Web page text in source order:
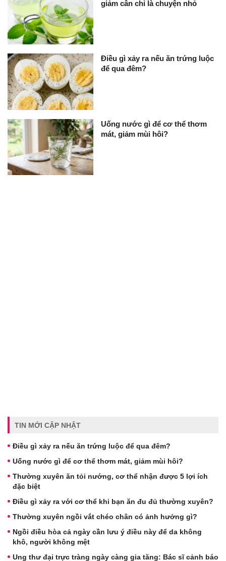
giảm cân chỉ là chuyện nhỏ
Điều gì xảy ra nếu ăn trứng luộc
để qua đêm?
Uống nước gì để cơ thể thơm
mát, giảm mùi hôi?
TIN MỚI CẬP NHẬT
Điều gì xảy ra nếu ăn trứng luộc để qua đêm?
Uống nước gì để cơ thể thơm mát, giảm mùi hôi?
Thường xuyên ăn tỏi nướng, cơ thể nhận được 5 lợi ích
đặc biệt
Điều gì xảy ra với cơ thể khi bạn ăn đu đủ thường xuyên?
Thường xuyên ngồi vắt chéo chân có ảnh hưởng gì?
Ngồi điều hòa cả ngày cần lưu ý điều này để da không
khô, người không mệt
Ung thư đại trực tràng ngày càng gia tăng: Bác sĩ cảnh báo